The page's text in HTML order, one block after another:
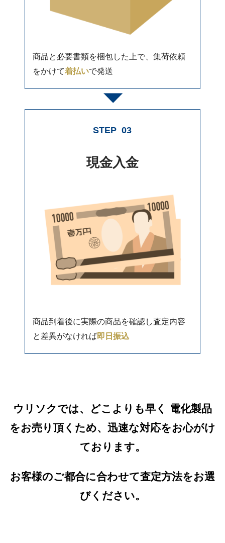
商品と必要書類を梱包した上で、集荷依頼
をかけて着払いで発送
STEP 03
現金入金
商品到着後に実際の商品を確認し査定内容
と差異がなければ即日振込
ウリソクでは、どこよりも早く 電化製品
をお売り頂くため、迅速な対応をお心がけ
ております。
お客様のご都合に合わせて査定方法をお選
びください。